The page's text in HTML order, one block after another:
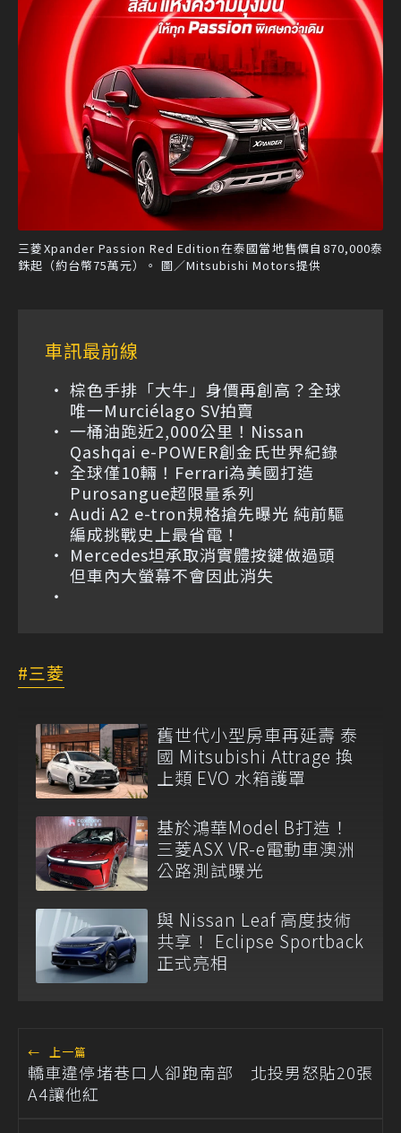
三菱Xpander Passion Red Edition在泰國當地售價自870,000泰
銖起（約台幣75萬元）。 圖／Mitsubishi Motors提供
車訊最前線
棕色手排「大牛」身價再創高？全球
唯一Murciélago SV拍賣
一桶油跑近2,000公里！Nissan
Qashqai e-POWER創金氏世界紀錄
全球僅10輛！Ferrari為美國打造
Purosangue超限量系列
Audi A2 e-tron規格搶先曝光 純前驅
編成挑戰史上最省電！
Mercedes坦承取消實體按鍵做過頭
但車內大螢幕不會因此消失
三菱
舊世代小型房車再延壽 泰
國 Mitsubishi Attrage 換
上類 EVO 水箱護罩
基於鴻華Model B打造！
三菱ASX VR-e電動車澳洲
公路測試曝光
與 Nissan Leaf 高度技術
共享！ Eclipse Sportback
正式亮相
← 上一篇
轎車違停堵巷口人卻跑南部 北投男怒貼20張
A4讓他紅